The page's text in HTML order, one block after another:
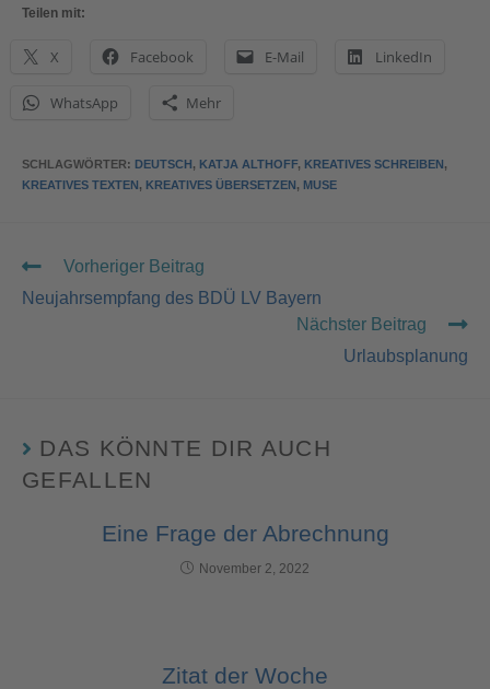
Teilen mit:
X Facebook E-Mail LinkedIn
WhatsApp Mehr
SCHLAGWÖRTER: DEUTSCH, KATJA ALTHOFF, KREATIVES SCHREIBEN,
KREATIVES TEXTEN, KREATIVES ÜBERSETZEN, MUSE
Vorheriger Beitrag
Neujahrsempfang des BDÜ LV Bayern
Nächster Beitrag
Urlaubsplanung
DAS KÖNNTE DIR AUCH
GEFALLEN
Eine Frage der Abrechnung
November 2, 2022
Zitat der Woche